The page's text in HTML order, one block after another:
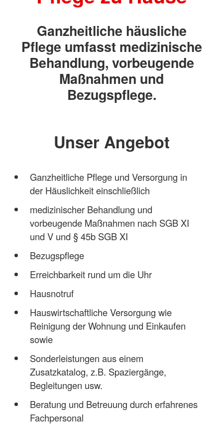
Ganzheitliche häusliche
Pflege umfasst medizinische
Behandlung, vorbeugende
Maßnahmen und
Bezugspflege.
Unser Angebot
Ganzheitliche Pflege und Versorgung in
der Häuslichkeit einschließlich
medizinischer Behandlung und
vorbeugende Maßnahmen nach SGB XI
und V und § 45b SGB XI
Bezugspflege
Erreichbarkeit rund um die Uhr
Hausnotruf
Hauswirtschaftliche Versorgung wie
Reinigung der Wohnung und Einkaufen
sowie
Sonderleistungen aus einem
Zusatzkatalog, z.B. Spaziergänge,
Begleitungen usw.
Beratung und Betreuung durch erfahrenes
Fachpersonal